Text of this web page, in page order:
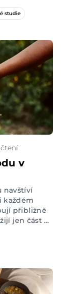
jim
a našli
jim
uspoří?
studie
čtení
v
navštíví
každém
přibližně
jen část a
často
barem